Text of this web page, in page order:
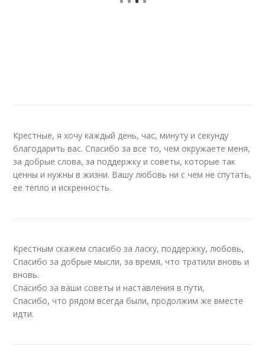
Крестные, я хочу каждый день, час, минуту и секунду
благодарить вас. Спасибо за все то, чем окружаете меня,
за добрые слова, за поддержку и советы, которые так
ценны и нужны в жизни. Вашу любовь ни с чем не спутать,
ее тепло и искренность.
Крестным скажем спасибо за ласку, поддержку, любовь,
Спасибо за добрые мысли, за время, что тратили вновь и
вновь.
Спасибо за ваши советы и наставления в пути,
Спасибо, что рядом всегда были, продолжим же вместе
идти.